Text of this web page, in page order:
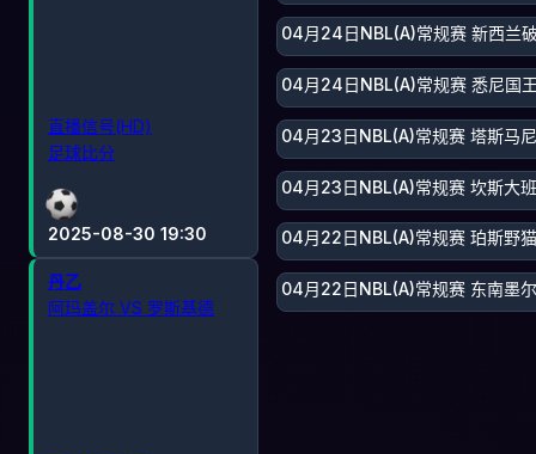
2025-08-30 19:30
直播信号(HD)
足球比分
丹乙
阿玛盖尔 VS 罗斯基德
04月24日NBL(A)常规赛 新西兰
04月24日NBL(A)常规赛 悉尼国
04月23日NBL(A)常规赛 塔斯马
04月23日NBL(A)常规赛 坎斯大
04月22日NBL(A)常规赛 珀斯野
04月22日NBL(A)常规赛 东南墨